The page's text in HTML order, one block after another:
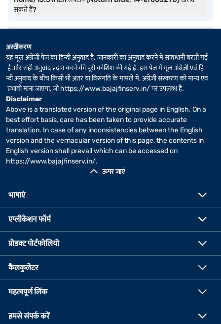
सकते हैं?
ऊपर जाएं
अस्वीकरण
यह मूल अंग्रेज़ी पेज का हिन्दी अनुवाद है. जानकारी का अनुवाद करने में सावधानी बरती गई
है और सही अनुवाद प्रदान करने की पूरी कोशिश की गई है. इस पेज में मूल अंग्रेज़ी एवं हि
न्दी अनुवाद के बीच किसी भी अंतर या विसंगति के मामले में, अंग्रेज़ी संस्करण को मान्य एवं
प्रभावी माना जाएगा, जोhttps://www.bajajfinserv.in/पर उपलब्ध है.
Disclaimer
Above is a translated version of the original page in English. On a
best effort basis, care has been taken to provide accurate
translation. In case of any inconsistencies between the English
version and the vernacular version of this page, the contents in
English version shall prevail which can be accessed on
https://www.bajajfinserv.in/.
भाषाएं
एप्लीकेशन फॉर्म
प्रोडक्ट पोर्टफोलियो
कैलकुलेटर
महत्वपूर्ण लिंक
हमसे संपर्क करें